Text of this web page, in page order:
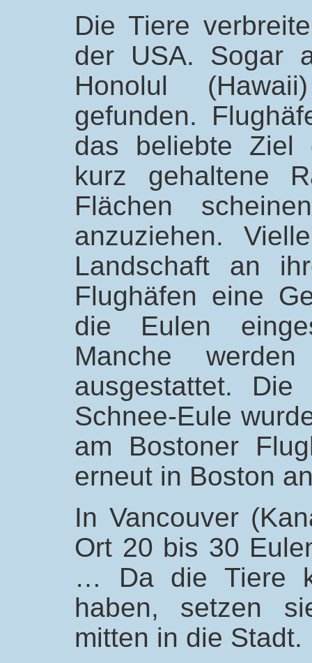
Die Tiere
der USA. Sogar
Honolul
gefunden.
das beliebte Ziel
kurz gehaltene
Flächen
anzuziehen.
Landschaft an
Flughäfen eine
die Eulen
Manche
ausgestattet.
Schnee-Eule
am Bostoner
erneut in Boston
In Vancouver
Ort 20 bis 30
… Da die Tiere
haben, setzen
mitten in die Stadt.